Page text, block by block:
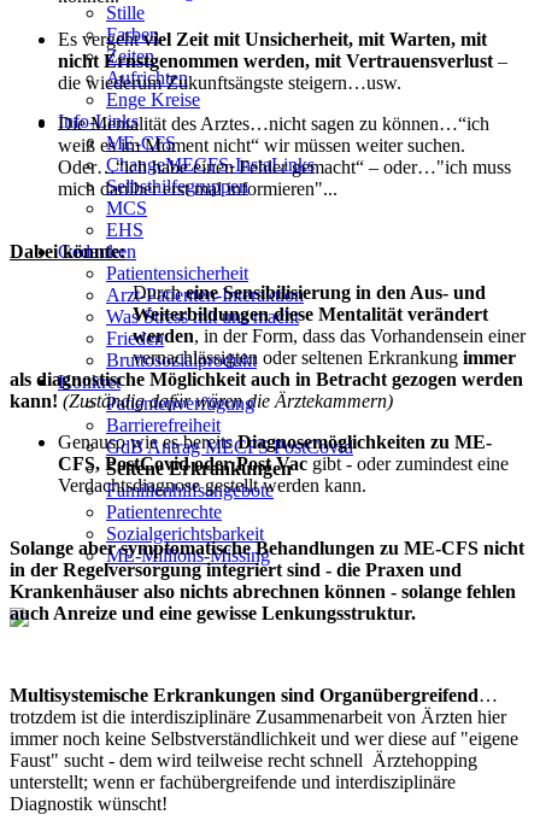
Stille
Farben
Zeiten
Aufrichten
Enge Kreise
Info-Links
ME-CFS
ChangeMECFS-InstaLinks
Selbsthilfegruppen
MCS
EHS
Gedanken
Patientensicherheit
Arzt-Patienten-Interaktion
Was Stress mit uns macht
Frieden
Bruttosozialprodukt
Konkret
Patientenverfügung
Barrierefreiheit
GdB Antrag MECFS PostCovid
Seltene Erkrankungen
Familienhilfsangebote
Patientenrechte
Sozialgerichtsbarkeit
ME-Millions-Missing
Es vergehtviel Zeit mit Unsicherheit, mit Warten, mit
nicht Ernstgenommen werden, mit Vertrauensverlust –
die wiederum Zukunftsängste steigern…usw.
Die Mentalität des Arztes…nicht sagen zu können…“ich
weiß es im Moment nicht“ wir müssen weiter suchen.
Oder…“ich habe einen Fehler gemacht“ – oder…"ich muss
mich darüber erst mal informieren"...
Dabei könnte:
Durcheine Sensibilisierung in den Aus- und
Weiterbildungen diese Mentalität verändert
werden, in der Form, dass das Vorhandensein einer
vernachlässigten oder seltenen Erkrankung immer
als diagnostische Möglichkeit auch in Betracht gezogen werden
kann! (Zuständig dafür wären die Ärztekammern)
Genauso wie es bereitsDiagnosemöglichkeiten zu ME-
CFS, PostCovid oder Post Vac gibt - oder zumindest eine
Verdachtsdiagnose gestellt werden kann.
Solange aber symptomatische Behandlungen zu ME-CFS nicht
in der Regelversorgung integriert sind - die Praxen und
Krankenhäuser also nichts abrechnen können - solange fehlen
auch Anreize und eine gewisse Lenkungsstruktur.
Multisystemische Erkrankungen sind Organübergreifend…
trotzdem ist die interdisziplinäre Zusammenarbeit von Ärzten hier
immer noch keine Selbstverständlichkeit und wer diese auf "eigene
Faust" sucht - dem wird teilweise recht schnell Ärztehopping
unterstellt; wenn er fachübergreifende und interdisziplinäre
Diagnostik wünscht!